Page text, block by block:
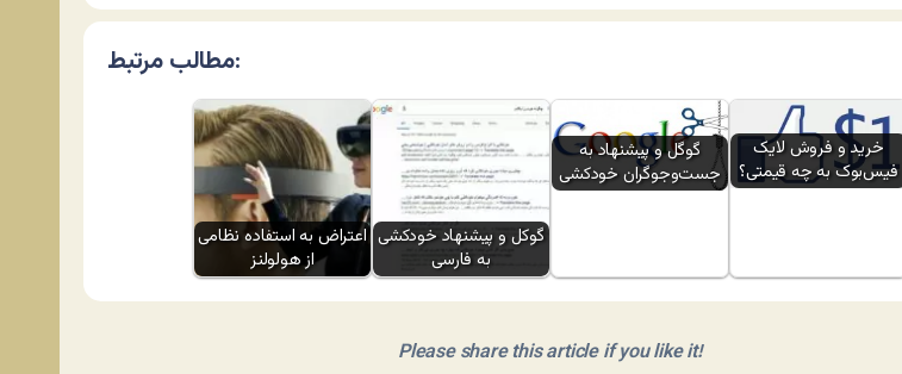
مطالب مرتبط:
اعتراض به استفاده نظامی
از هولولنز
گوکل و پیشنهاد خودکشی
به فارسی
گوگل و پیشنهاد به
جست‌وجوگران خودکشی
خرید و فروش لایک
فیس‌بوک به چه قیمتی؟
Please share this article if you like it!